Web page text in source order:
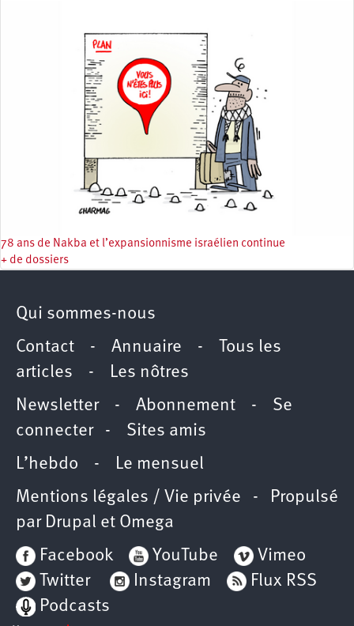
78 ans de Nakba et l’expansionnisme israélien continue
+ de dossiers
Qui sommes-nous
Contact - Annuaire -
Tous les
articles - Les nôtres
Newsletter- Abonnement - Se
connecter- Sites amis
L’hebdo - Le mensuel
Mentions légales / Vie privée - Propulsé
par Drupal et Omega
Facebook
YouTube
Vimeo
Twitter
Instagram
Flux RSS
Podcasts